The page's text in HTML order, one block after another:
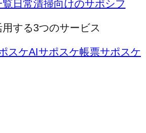
覧 日常清掃向けのサポシフ
する3つのサービス
スケAIサポスケ帳票サポスケ